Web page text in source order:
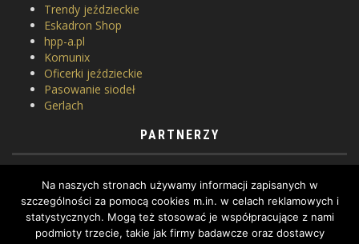
Trendy jeździeckie
Eskadron Shop
hpp-a.pl
Komunix
Oficerki jeździeckie
Pasowanie siodeł
Gerlach
PARTNERZY
Horse Equipment
Siodlarnia
Szkoła jeździectwa
WhatToDo
Na naszych stronach używamy informacji zapisanych w
szczególności za pomocą cookies m.in. w celach reklamowych i
statystycznych. Mogą też stosować je współpracujące z nami
podmioty trzecie, takie jak firmy badawcze oraz dostawcy